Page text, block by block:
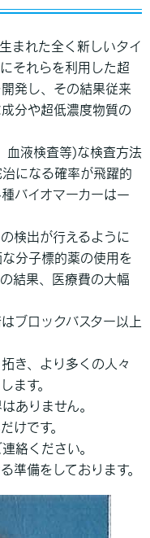
まれた全く新しいタイ
それらを利用した超
発し、その結果従来
分や超低濃度物質の
血液検査等)な検査方法
になる確率が飛躍的
バイオマーカーは一
検出が行えるように
分子標的薬の使用を
結果、医療費の大幅
ブロックバスター以上
き、より多くの人々
ます。
ありません。
だけです。
絡ください。
準備をしております。